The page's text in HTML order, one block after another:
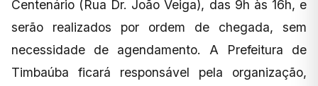
Centenário (Rua Dr. João Veiga), das 9h às 16h, e
serão realizados por ordem de chegada, sem
necessidade de agendamento. A Prefeitura de
Timbaúba ficará responsável pela organização,